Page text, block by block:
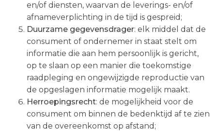
en/of diensten, waarvan de leverings- en/of
afnameverplichting in de tijd is gespreid;
Duurzame gegevensdrager: elk middel dat de
consument of ondernemer in staat stelt om
informatie die aan hem persoonlijk is gericht,
op te slaan op een manier die toekomstige
raadpleging en ongewijzigde reproductie van
de opgeslagen informatie mogelijk maakt.
Herroepingsrecht: de mogelijkheid voor de
consument om binnen de bedenktijd af te zien
van de overeenkomst op afstand;